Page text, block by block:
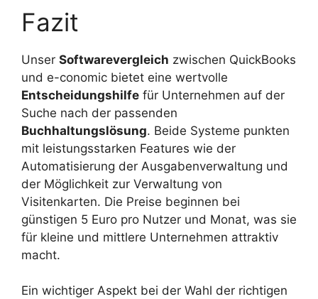
Fazit
Unser Softwarevergleich zwischen QuickBooks
und e-conomic bietet eine wertvolle
Entscheidungshilfe für Unternehmen auf der
Suche nach der passenden
Buchhaltungslösung. Beide Systeme punkten
mit leistungsstarken Features wie der
Automatisierung der Ausgabenverwaltung und
der Möglichkeit zur Verwaltung von
Visitenkarten. Die Preise beginnen bei
günstigen 5 Euro pro Nutzer und Monat, was sie
für kleine und mittlere Unternehmen attraktiv
macht.
Ein wichtiger Aspekt bei der Wahl der richtigen